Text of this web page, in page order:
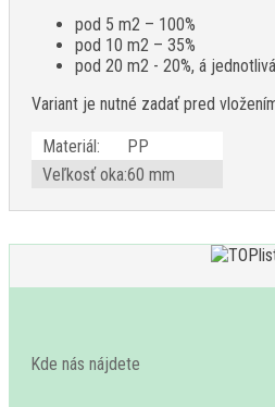
pod 5 m2 – 100%
pod 10 m2 – 35%
pod 20 m2 - 20%, á
Variant je nutné zadať pred
Materiál:
PP
Veľkosť oka:60 mm
Kde nás nájdete